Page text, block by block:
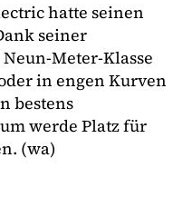
hatte seinen
seiner
Meter-Klasse
in engen Kurven
bestens
werde Platz für
(wa)